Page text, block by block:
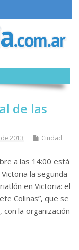
de las
2013
Ciudad
a las 14:00 está
la segunda
en Victoria: el
Colinas”, que se
la organización